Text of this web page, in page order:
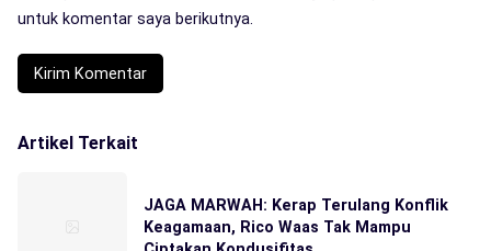
untuk komentar saya berikutnya.
Artikel Terkait
JAGA MARWAH: Kerap Terulang Konflik
Keagamaan, Rico Waas Tak Mampu